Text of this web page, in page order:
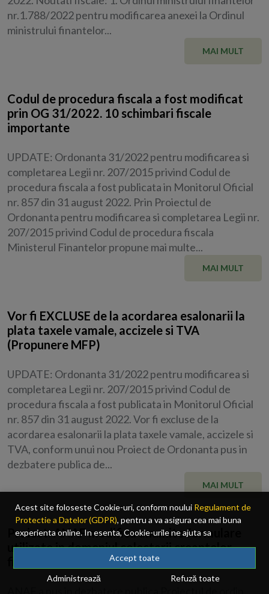
Acest site foloseste Cookie-uri, conform noului Regulament de
Protectie a Datelor (GDPR), pentru a va asigura cea mai buna
experienta online. In esenta, Cookie-urile ne ajuta sa
imbunatatim continutul de pe site, oferindu-va dvs., cititorul, o
experienta online personalizata si mult mai rapida. Ele sunt
folosite doar de site-ul nostru si partenerii nostri de incredere.
AICIpentru detalii despre politica de Cookie-uri.
Accept toate
Administrează
Refuză toate
nr.1.788/2022 pentru modificarea anexei la Ordinul
ministrului finantelor...
MAI MULT
Codul de procedura fiscala a fost modificat
prin OG 31/2022. 10 schimbari fiscale
importante
UPDATE: Ordonanta 31/2022 pentru modificarea si
completarea Legii nr. 207/2015 privind Codul de
procedura fiscala a fost publicata in Monitorul Oficial
nr. 857 din 31 august 2022. Prin Proiectul de
Ordonanta pentru modificarea si completarea Legii nr.
207/2015 privind Codul de procedura fiscala
Ministerul Finantelor propune mai multe...
MAI MULT
Vor fi EXCLUSE de la acordarea esalonarii la
plata taxele vamale, accizele si TVA
(Propunere MFP)
UPDATE: Ordonanta 31/2022 pentru modificarea si
completarea Legii nr. 207/2015 privind Codul de
procedura fiscala a fost publicata in Monitorul Oficial
nr. 857 din 31 august 2022. Vor fi excluse de la
acordarea esalonarii la plata taxele vamale, accizele si
TVA, conform unui nou Proiect de Ordonanta pus in
dezbatere publica de...
MAI MULT
Proiect: ANAF modifica anumite formulare
utilizate in domeniul colectarii creantelor